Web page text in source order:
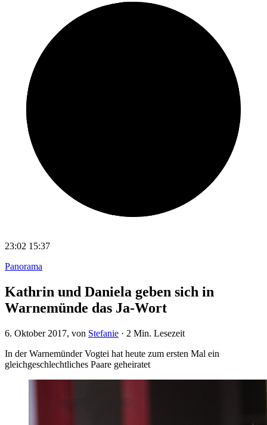
23:02 15:37
Panorama
Kathrin und Daniela geben sich in
Warnemünde das Ja-Wort
6. Oktober 2017, von Stefanie · 2 Min. Lesezeit
In der Warnemünder Vogtei hat heute zum ersten Mal ein
gleichgeschlechtliches Paare geheiratet